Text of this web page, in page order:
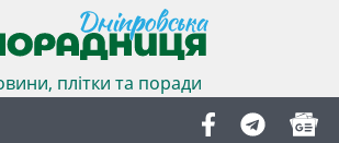
плітки та поради